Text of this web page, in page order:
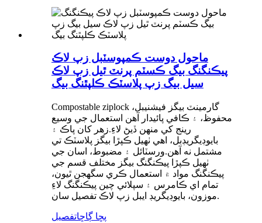
ماحول دوست ڪمپوسٽبل زپ لاڪ
پيڪنگنگ بيگ ڪسٽم پرنٽ ٿيل زپ لاڪ
سيل بيگ زپ پلاسٽڪ ڪلپٿنگ بيگ
Compostable ziplock گارمينٽ بيگز فيشنيبل،
محفوظ، ۽ ڪافي پائيدار آهن استعمال جي وسيع
رينج کي منهن ڏيڻ لاءِ.زهر کان پاڪ ۽
بايوڊيگريڊبل، اهي ٺهيل ڪپڙا بيگز پلاسٽڪ تي
مشتمل نه آهن.ورسٽائل ۽ مضبوط، اسان جي
ٺهيل ڪپڙا پيڪنگنگ بيگز مختلف قسم جي
پيڪنگنگ مواد ۾ استعمال ڪري سگھجن ٿيون،
تمام اي ڪامرس ۽ سپلائي چين پيڪنگنگ لاءِ
موزون، بايوڊيگريڊ ايبل زپ لاڪ تفصيل سان.
پڇا ڳاڇاتفصيل